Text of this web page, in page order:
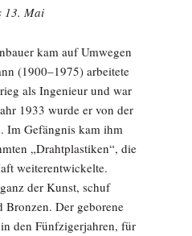
13. Mai
kam auf Umwegen
(1900–1975) arbeitete
als Ingenieur und war
1933 wurde er von der
Im Gefängnis kam ihm
„Drahtplastiken“, die
weiterentwickelte.
der Kunst, schuf
Bronzen. Der geborene
den Fünfzigerjahren, für